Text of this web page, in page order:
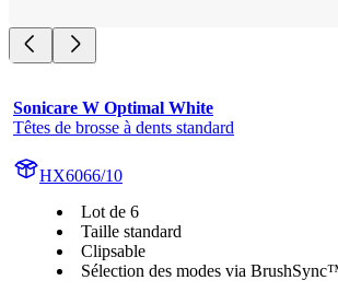
Sonicare W Optimal White
Têtes de brosse à dents standard
HX6066/10
Lot de 6
Taille standard
Clipsable
Sélection des modes via